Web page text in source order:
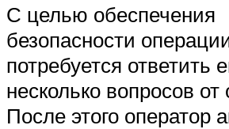
С целью обеспечения
безопасности
потребуется ответить
несколько вопросов от
После этого оператор